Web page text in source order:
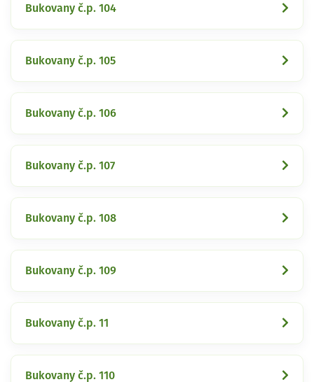
Bukovany č.p. 104
Bukovany č.p. 105
Bukovany č.p. 106
Bukovany č.p. 107
Bukovany č.p. 108
Bukovany č.p. 109
Bukovany č.p. 11
Bukovany č.p. 110